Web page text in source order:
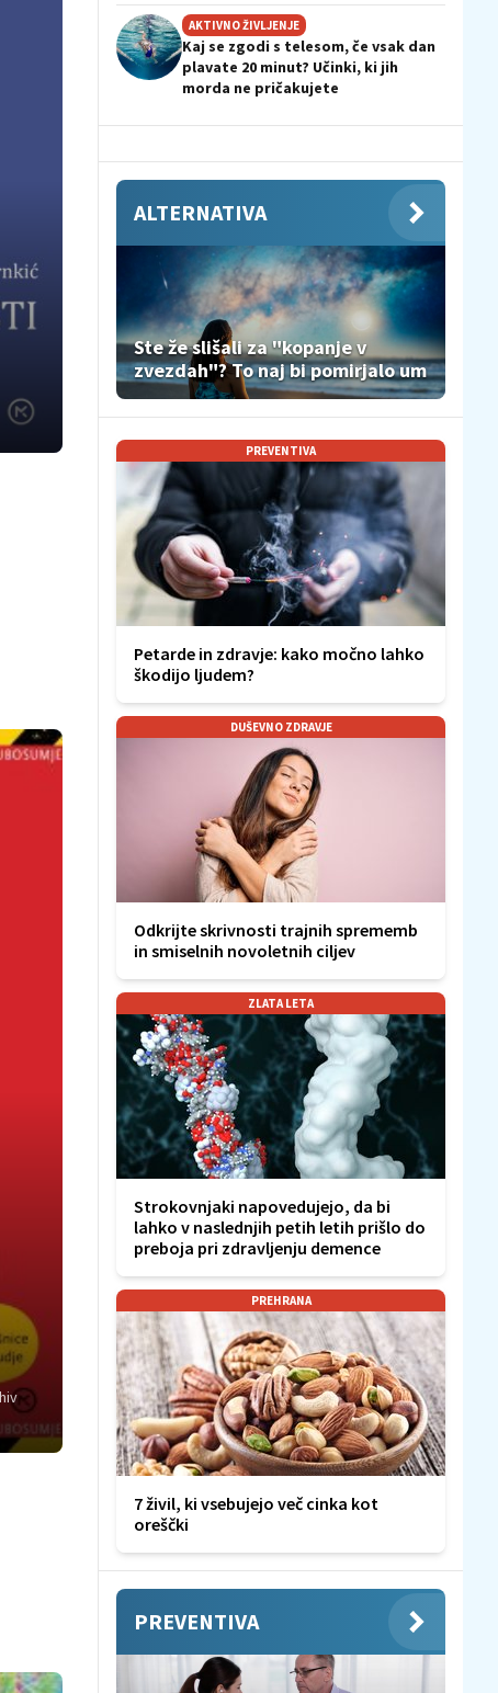
AKTIVNO ŽIVLJENJE
Kaj se zgodi s telesom, če vsak dan
plavate 20 minut? Učinki, ki jih
morda ne pričakujete
ALTERNATIVA
Ste že slišali za "kopanje v
zvezdah"? To naj bi pomirjalo um
PREVENTIVA
Petarde in zdravje: kako močno lahko
škodijo ljudem?
DUŠEVNO ZDRAVJE
Odkrijte skrivnosti trajnih sprememb
in smiselnih novoletnih ciljev
ZLATA LETA
Strokovnjaki napovedujejo, da bi
lahko v naslednjih petih letih prišlo do
preboja pri zdravljenju demence
PREHRANA
7 živil, ki vsebujejo več cinka kot
oreščki
PREVENTIVA